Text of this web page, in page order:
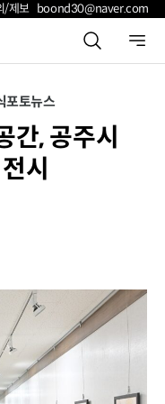
/제보 boond30@naver.com
포토뉴스
간, 공주시
시